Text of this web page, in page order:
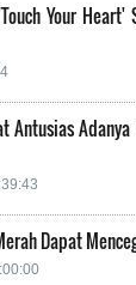
Your Heart'
Antusias
Dapat